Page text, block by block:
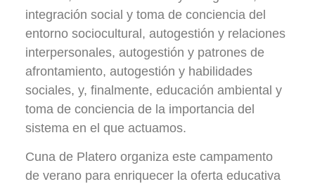
integración social y toma de conciencia del
entorno sociocultural, autogestión y relaciones
interpersonales, autogestión y patrones de
afrontamiento, autogestión y habilidades
sociales, y, finalmente, educación ambiental y
toma de conciencia de la importancia del
sistema en el que actuamos.
Cuna de Platero organiza este campamento
de verano para enriquecer la oferta educativa